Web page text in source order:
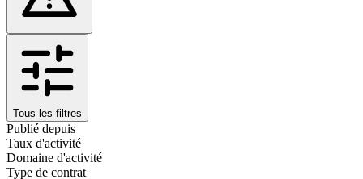
Tous les filtres
Publié depuis
Taux d'activité
Domaine d'activité
Type de contrat